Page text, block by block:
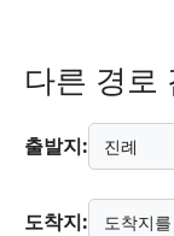
다른 경로
출발지:
도착지: